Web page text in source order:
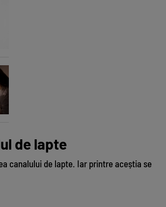
de lapte
canalului de lapte. Iar printre aceștia se